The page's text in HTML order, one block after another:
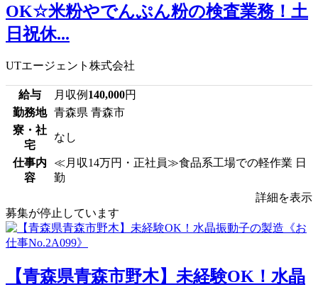
OK☆米粉やでんぷん粉の検査業務！土
日祝休...
UTエージェント株式会社
給与 月収例 140,000円
勤務地
青森県 青森市
寮・社
宅
なし
仕事内
容
≪月収14万円・正社員≫食品系工場での軽作業 日
勤
詳細を表示
募集が停止しています
【青森県青森市野木】未経験OK！水晶